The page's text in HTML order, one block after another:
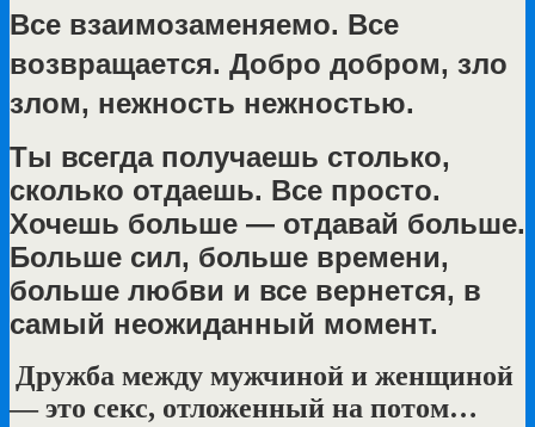
Все взаимозаменяемо. Все
возвращается. Добро добром, зло
злом, нежность нежностью.
Ты всегда получаешь столько,
сколько отдаешь. Все просто.
Хочешь больше — отдавай больше.
Больше сил, больше времени,
больше любви и все вернется, в
самый неожиданный момент.
Дружба между мужчиной и женщиной
— это секс, отложенный на потом…